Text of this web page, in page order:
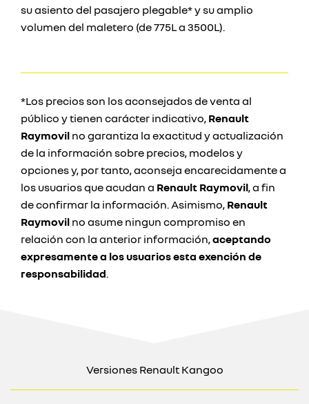
su asiento del pasajero plegable* y su amplio
volumen del maletero (de 775L a 3500L).
*Los precios son los aconsejados de venta al
público y tienen carácter indicativo, Renault
Raymovil no garantiza la exactitud y actualización
de la información sobre precios, modelos y
opciones y, por tanto, aconseja encarecidamente a
los usuarios que acudan a Renault Raymovil, a fin
de confirmar la información. Asimismo, Renault
Raymovil no asume ningun compromiso en
relación con la anterior información,aceptando
expresamente a los usuarios esta exención de
responsabilidad.
Versiones Renault Kangoo